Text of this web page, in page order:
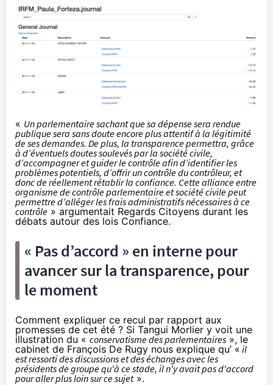
« Un parlementaire sachant que sa dépense sera rendue
publique sera sans doute encore plus attentif à la légitimité
de ses demandes. De plus, la transparence permettra, grâce
à d’éventuels doutes soulevés par la société civile,
d’accompagner et guider le contrôle afin d’identifier les
problèmes potentiels, d’offrir un contrôle du contrôleur, et
donc de réellement rétablir la confiance. Cette alliance entre
organisme de contrôle parlementaire et société civile peut
permettre d’alléger les frais administratifs nécessaires à ce
contrôle » argumentait Regards Citoyens durant les
débats autour des lois Confiance.
« Pas d’accord » en interne pour
avancer sur la transparence, pour
le moment
Comment expliquer ce recul par rapport aux
promesses de cet été ? Si Tangui Morlier y voit une
illustration du « conservatisme des parlementaires », le
cabinet de François De Rugy nous explique qu’ « il
est ressorti des discussions et des échanges avec les
présidents de groupe qu'à ce stade, il n'y avait pas d'accord
pour aller plus loin sur ce sujet».